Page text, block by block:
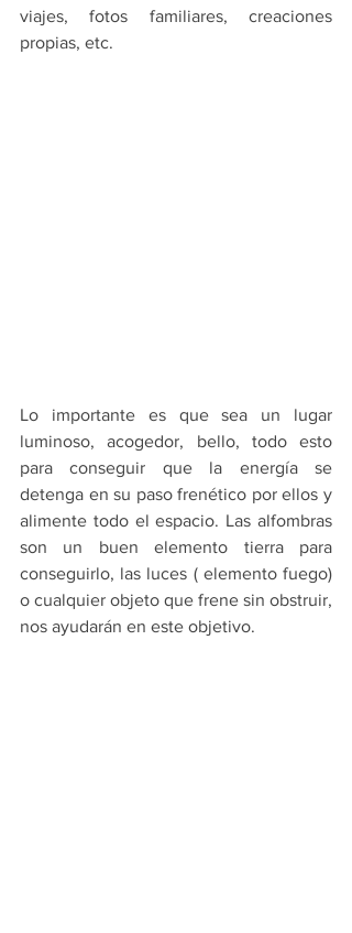
viajes, fotos familiares, creaciones
propias, etc.
Lo importante es que sea un lugar
luminoso, acogedor, bello, todo esto
para conseguir que la energía se
detenga en su paso frenético por ellos y
alimente todo el espacio. Las alfombras
son un buen elemento tierra para
conseguirlo, las luces ( elemento fuego)
o cualquier objeto que frene sin obstruir,
nos ayudarán en este objetivo.